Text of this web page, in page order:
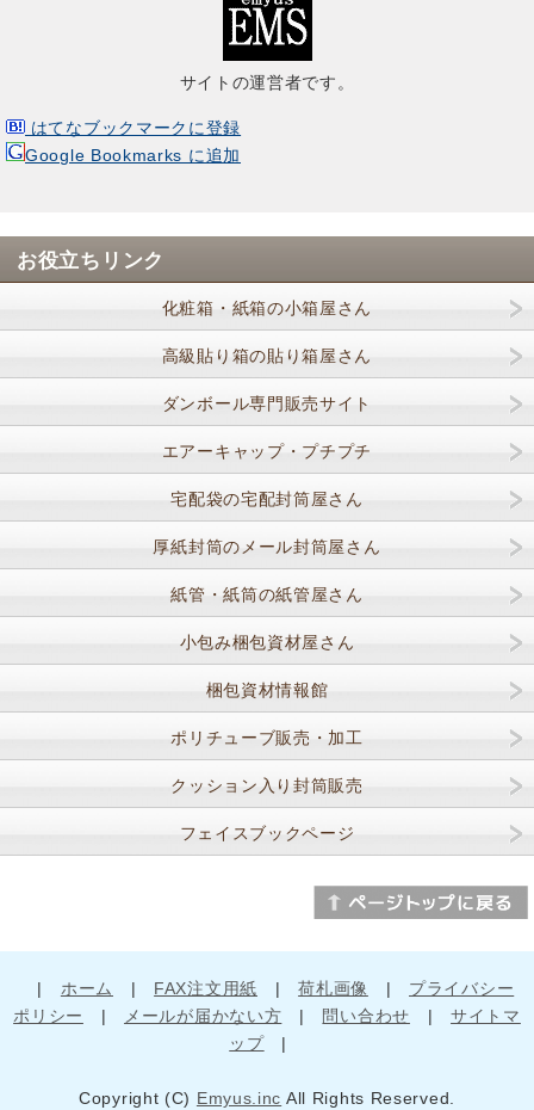
サイトの運営者です。
はてなブックマークに登録
Google Bookmarks に追加
お役立ちリンク
化粧箱・紙箱の小箱屋さん
高級貼り箱の貼り箱屋さん
ダンボール専門販売サイト
エアーキャップ・プチプチ
宅配袋の宅配封筒屋さん
厚紙封筒のメール封筒屋さん
紙管・紙筒の紙管屋さん
小包み梱包資材屋さん
梱包資材情報館
ポリチューブ販売・加工
クッション入り封筒販売
フェイスブックページ
| ホーム | FAX注文用紙 |荷札画像 | プライバシー
ポリシー
| メールが届かない方 | 問い合わせ |サイトマ
ップ|
Copyright (C) Emyus.inc All Rights Reserved.